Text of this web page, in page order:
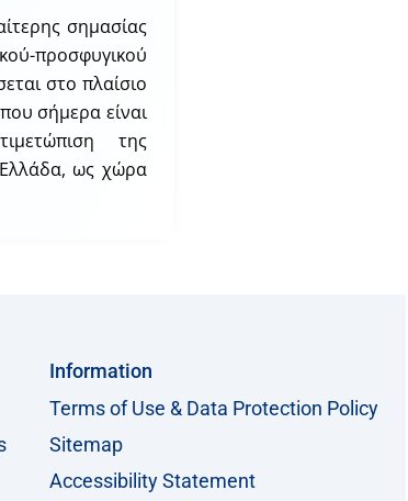
σημασίας
προσφυγικού
στο πλαίσιο
σήμερα είναι
της
Ελλάδα, ως χώρα
Information
Terms of Use & Data Protection Policy
Sitemap
Accessibility Statement